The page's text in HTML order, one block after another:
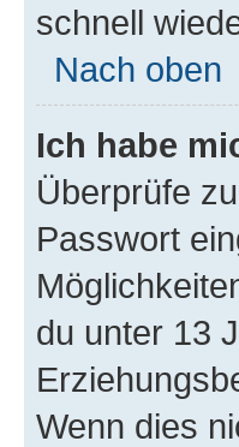
schnell
Nach oben
Ich habe
Überprüfe
Passwort
du unter 13
Wenn dies